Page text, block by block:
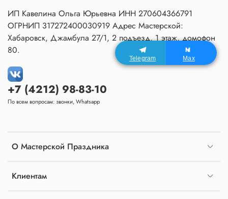
О Мастерской Праздника
Клиентам
+7 (4212) 98-83-10
По всем вопросам: звонки, Whatsapp
ИП Кавелина Ольга Юрьевна ИНН 270604366791
ОГРНИП 317272400030919 Адрес Мастерской:
Хабаровск, Джамбула 27/1, 2 подъезд, 1 этаж, домофон
80.
Telegram Max